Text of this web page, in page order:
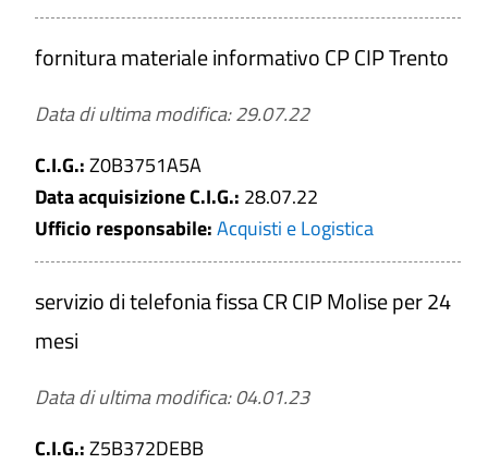
fornitura materiale informativo CP CIP Trento
Data di ultima modifica: 29.07.22
C.I.G.:Z0B3751A5A
Data acquisizione C.I.G.: 28.07.22
Ufficio responsabile:Acquisti e Logistica
servizio di telefonia fissa CR CIP Molise per 24
mesi
Data di ultima modifica: 04.01.23
C.I.G.:Z5B372DEBB